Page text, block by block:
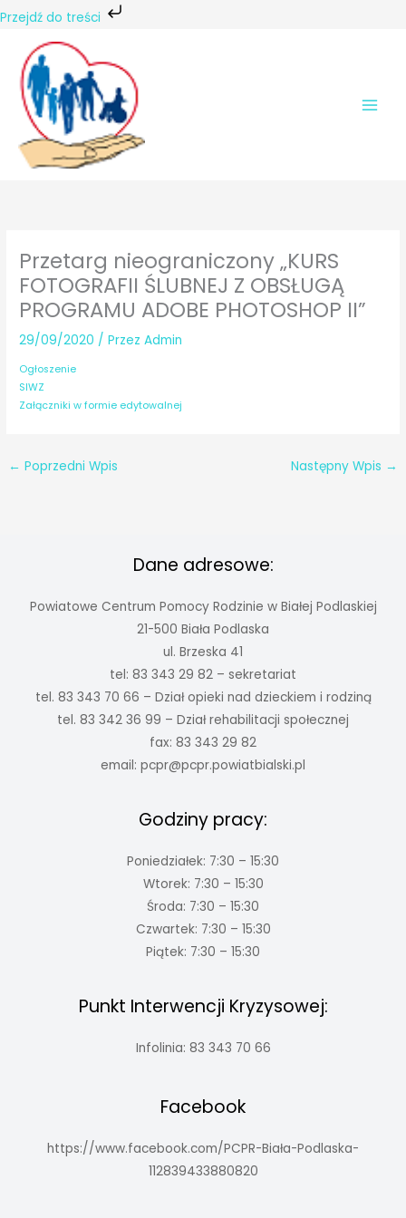
Przejdź do treści
treści
Przetarg nieograniczony „KURS
FOTOGRAFII ŚLUBNEJ Z OBSŁUGĄ
PROGRAMU ADOBE PHOTOSHOP II”
29/09/2020 / PrzezAdmin
Ogłoszenie
SIWZ
Załączniki w formie edytowalnej
← Poprzedni Wpis Następny Wpis →
Dane adresowe:
Powiatowe Centrum Pomocy Rodzinie w Białej Podlaskiej
21-500 Biała Podlaska
ul. Brzeska 41
tel: 83 343 29 82 – sekretariat
tel. 83 343 70 66 – Dział opieki nad dzieckiem i rodziną
tel. 83 342 36 99 – Dział rehabilitacji społecznej
fax: 83 343 29 82
email: pcpr@pcpr.powiatbialski.pl
Godziny pracy:
Poniedziałek: 7:30 – 15:30
Wtorek: 7:30 – 15:30
Środa: 7:30 – 15:30
Czwartek: 7:30 – 15:30
Piątek: 7:30 – 15:30
Punkt Interwencji Kryzysowej:
Infolinia: 83 343 70 66
Facebook
https://www.facebook.com/PCPR-Biała-Podlaska-
112839433880820